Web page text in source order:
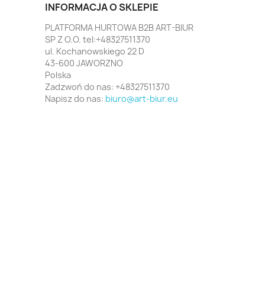
INFORMACJA O SKLEPIE
PLATFORMA HURTOWA B2B ART-BIUR
SP Z O.O. tel:+48327511370
ul. Kochanowskiego 22 D
43-600 JAWORZNO
Polska
Zadzwoń do nas: +48327511370
Napisz do nas: biuro@art-biur.eu